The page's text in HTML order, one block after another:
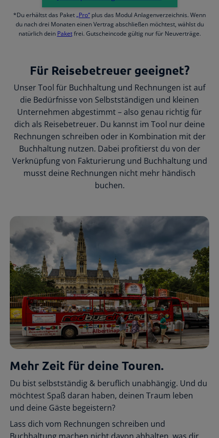
*Du erhältst das Paket„Pro“ plus das Modul Anlagenverzeichnis. Wenn
du nach drei Monaten einen Vertrag abschließen möchtest, wählst du
natürlich dein Paketfrei. Gutscheincode gültig nur für Neuverträge.
Für Reisebetreuer geeignet?
Unser Tool für Buchhaltung und Rechnungen ist auf
die Bedürfnisse von Selbstständigen und kleinen
Unternehmen abgestimmt – also genau richtig für
dich als Reisebetreuer. Du kannst im Tool nur deine
Rechnungen schreiben oder in Kombination mit der
Buchhaltung nutzen. Dabei profitierst du von der
Verknüpfung von Fakturierung und Buchhaltung und
musst deine Rechnungen nicht mehr händisch
buchen.
Mehr Zeit für deine Touren.
Du bist selbstständig & beruflich unabhängig. Und du
möchtest Spaß daran haben, deinen Traum leben
und deine Gäste begeistern?
Lass dich vom Rechnungen schreiben und